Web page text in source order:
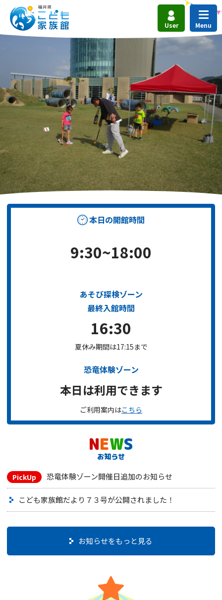
User
NEWS
お知らせ
恐竜体験ゾーン開催日追加のお知らせ
こども家族館だより７３号が公開されました！
お知らせをもっと見る
本日の開館時間
9:30~18:00
あそび探検ゾーン
最終入館時間
16:30
夏休み期間は17:15まで
恐竜体験ゾーン
本日は利用できます
ご利用案内はこちら